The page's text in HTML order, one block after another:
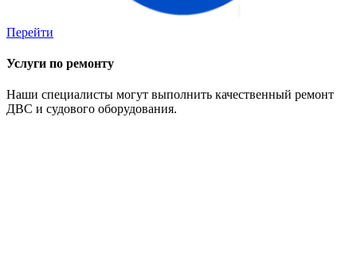
Перейти
Услуги по ремонту
Наши специалисты могут выполнить качественный ремонт
ДВС и судового оборудования.